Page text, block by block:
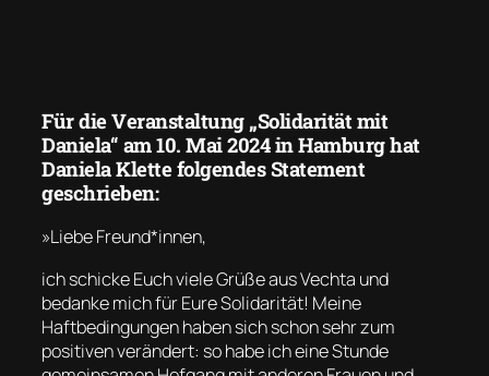
Für die Veranstaltung „Solidarität mit
Daniela“ am 10. Mai 2024 in Hamburg hat
Daniela Klette folgendes Statement
geschrieben:
»Liebe Freund*innen,
ich schicke Euch viele Grüße aus Vechta und
bedanke mich für Eure Solidarität! Meine
Haftbedingungen haben sich schon sehr zum
positiven verändert: so habe ich eine Stunde